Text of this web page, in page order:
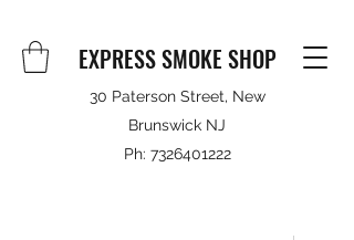
EXPRESS SMOKE SHOP
30 Paterson Street, New
Brunswick NJ
Ph: 7326401222